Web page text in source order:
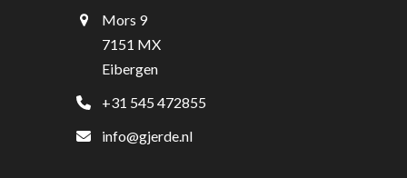
Mors 9
7151 MX
Eibergen
+31 545 472855
info@gjerde.nl